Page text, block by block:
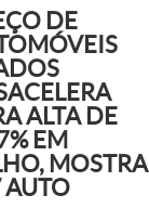
DE
ALTA DE
EM
MOSTRA
AUTO